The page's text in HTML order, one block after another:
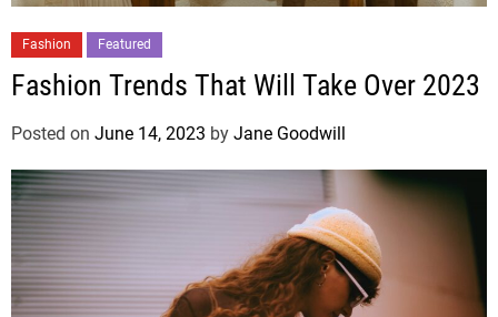
Fashion Featured
Fashion Trends That Will Take Over 2023
Posted on June 14, 2023 by Jane Goodwill